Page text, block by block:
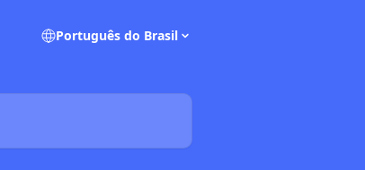
Português do Brasil